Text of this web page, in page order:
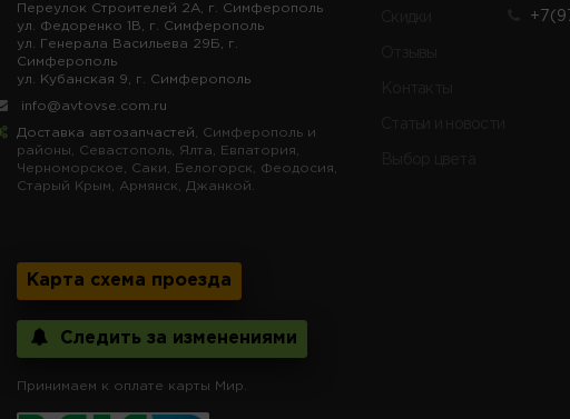
Переулок Строителей 2А, г. Симферополь
ул. Федоренко 1В, г. Симферополь
ул. Генерала Васильева 29Б, г.
Симферополь
ул. Кубанская 9, г. Симферополь
info@avtovse.com.ru
Доставка автозапчастей , Симферополь и
районы, Севастополь, Ялта, Евпатория,
Черноморское, Саки, Белогорск, Феодосия,
Старый Крым, Армянск, Джанкой.
Карта схема проезда
Следить за изменениями
Принимаем к оплате карты Мир.